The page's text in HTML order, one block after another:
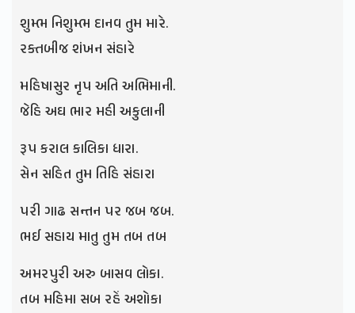
શુમ્ભ નિશુમ્ભ દાનવ તુમ મારે.
રક્તબીજ શંખન સંહારે
મહિષાસુર નૃપ અતિ અભિમાની.
જેહિ અઘ ભાર મહી અકુલાની
રૂપ કરાલ કાલિકા ધારા.
સેન સહિત તુમ તિહિ સંહારા
પરી ગાઢ સન્તન પર જબ જબ.
ભઈ સહાય માતુ તુમ તબ તબ
અમરપુરી અરુ બાસવ લોકા.
તબ મહિમા સબ રહેં અશોકા